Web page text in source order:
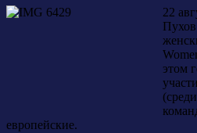
22
этом
европейские.